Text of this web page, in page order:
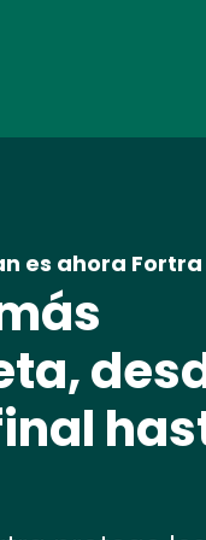
es ahora Fortra